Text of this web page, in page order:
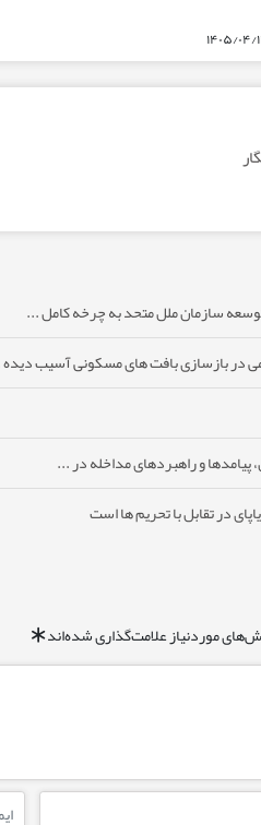
سازمان ملل متحد به چرخه کامل ...
در بازسازی بافت های مسکونی آسیب دیده
و راهبردهای مداخله در ...
در تقابل با تحریم ها است
موردنیاز علامت‌گذاری شده‌اند*